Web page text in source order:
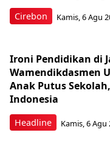
Cirebon Kamis, 6 Agu
Headline
Ironi Pendidikan di
Wamendikdasmen
Anak Putus
Indonesia
Kamis, 6 Agu